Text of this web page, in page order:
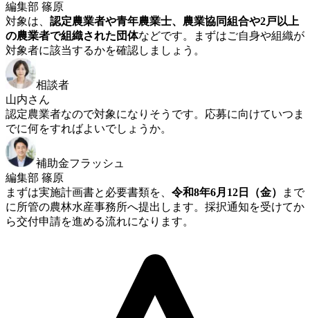
編集部 篠原
対象は、 認定農業者や青年農業士、農業協同組合や2戸以上
の農業者で組織された団体などです。まずはご自身や組織が
対象者に該当するかを確認しましょう。
相談者
山内さん
認定農業者なので対象になりそうです。応募に向けていつま
でに何をすればよいでしょうか。
補助金フラッシュ
編集部 篠原
まずは実施計画書と必要書類を、 令和8年6月12日（金）
まで
に所管の農林水産事務所へ提出します。採択通知を受けてか
ら交付申請を進める流れになります。